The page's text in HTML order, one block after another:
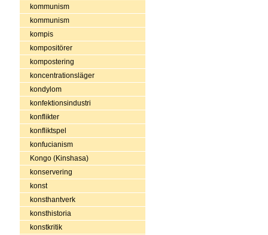
kommunism
kommunism
kompis
kompositörer
kompostering
koncentrationsläger
kondylom
konfektionsindustri
konflikter
konfliktspel
konfucianism
Kongo (Kinshasa)
konservering
konst
konsthantverk
konsthistoria
konstkritik